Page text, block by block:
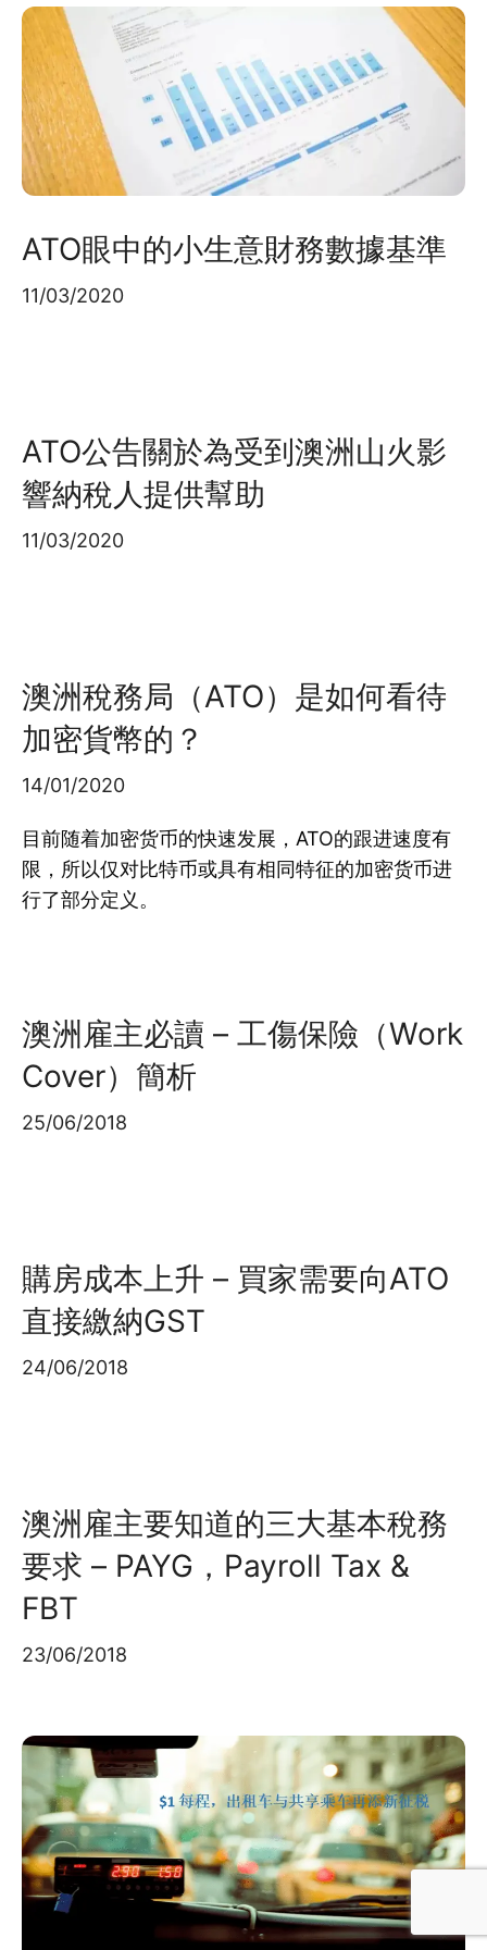
ATO眼中的小生意財務數據基準
11/03/2020
ATO公告關於為受到澳洲山火影
響納稅人提供幫助
11/03/2020
澳洲稅務局（ATO）是如何看待
加密貨幣的？
14/01/2020
目前随着加密货币的快速发展，ATO的跟进速度有
限，所以仅对比特币或具有相同特征的加密货币进
行了部分定义。
澳洲雇主必讀 – 工傷保險（Work
Cover）簡析
25/06/2018
購房成本上升 – 買家需要向ATO
直接繳納GST
24/06/2018
澳洲雇主要知道的三大基本稅務
要求 – PAYG，Payroll Tax &
FBT
23/06/2018